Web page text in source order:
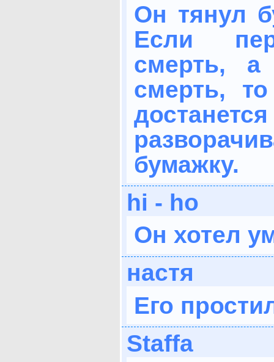
Он тянул
Если
смерть,
смерть,
бумажку.
hi - ho
Он хотел
настя
Его
Staffa